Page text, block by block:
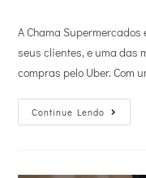
A Chama
seus clientes, e uma das
compras pelo Uber. Com
Continue Lendo